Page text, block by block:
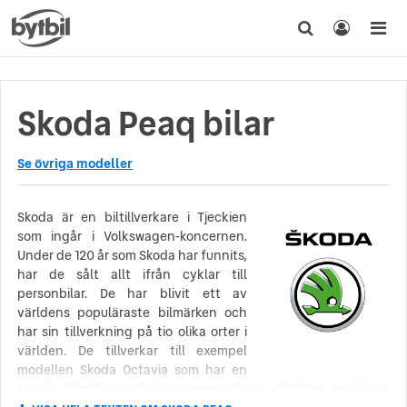
Skoda Peaq bilar
Se övriga modeller
Skoda är en biltillverkare i Tjeckien
som ingår i Volkswagen-koncernen.
Under de 120 år som Skoda har funnits,
har de sålt allt ifrån cyklar till
personbilar. De har blivit ett av
världens populäraste bilmärken och
har sin tillverkning på tio olika orter i
världen. De tillverkar till exempel
modellen Skoda Octavia som har en